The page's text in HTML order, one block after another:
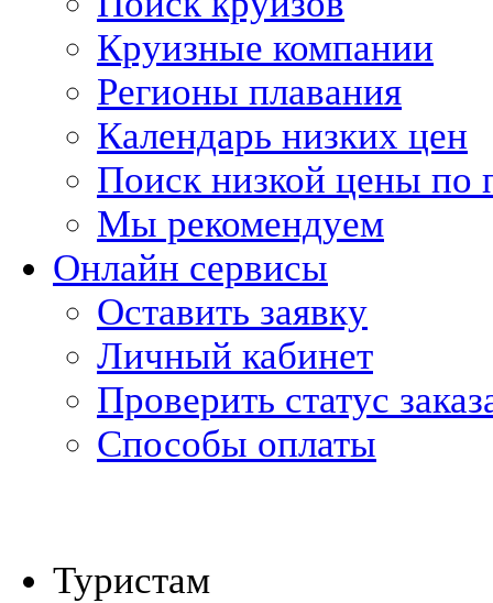
Круизные компании
Регионы плавания
Календарь низких цен
Поиск низкой цены по
Мы рекомендуем
Онлайн сервисы
Оставить заявку
Личный кабинет
Проверить статус
Способы оплаты
Туристам